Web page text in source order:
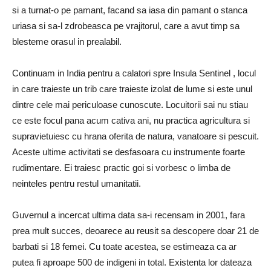
si a turnat-o pe pamant, facand sa iasa din pamant o stanca
uriasa si sa-l zdrobeasca pe vrajitorul, care a avut timp sa
blesteme orasul in prealabil.
Continuam in India pentru a calatori spre Insula Sentinel , locul
in care traieste un trib care traieste izolat de lume si este unul
dintre cele mai periculoase cunoscute. Locuitorii sai nu stiau
ce este focul pana acum cativa ani, nu practica agricultura si
supravietuiesc cu hrana oferita de natura, vanatoare si pescuit.
Aceste ultime activitati se desfasoara cu instrumente foarte
rudimentare. Ei traiesc practic goi si vorbesc o limba de
neinteles pentru restul umanitatii.
Guvernul a incercat ultima data sa-i recensam in 2001, fara
prea mult succes, deoarece au reusit sa descopere doar 21 de
barbati si 18 femei. Cu toate acestea, se estimeaza ca ar
putea fi aproape 500 de indigeni in total. Existenta lor dateaza